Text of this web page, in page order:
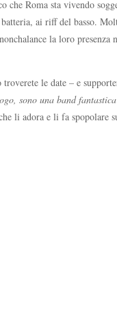
Roma sta vivendo
ai riff del basso.
la loro
le date – e
sono una band
li adora e li fa spopolare